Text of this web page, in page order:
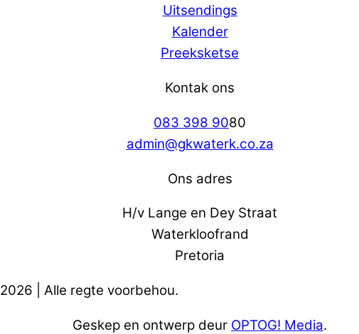
Uitsendings
Kalender
Preeksketse
Kontak ons
083 398 9080
admin@gkwaterk.co.za
Ons adres
H/v Lange en Dey Straat
Waterkloofrand
Pretoria
2026 | Alle regte voorbehou.
Geskep en ontwerp deur OPTOG! Media.